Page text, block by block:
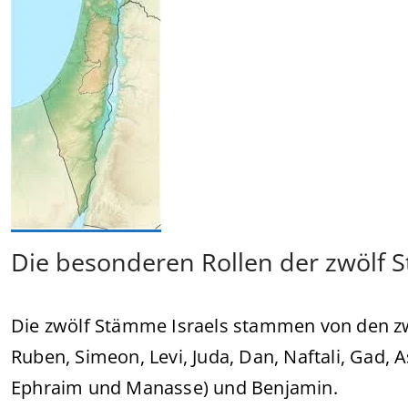
Die besonderen Rollen der zwölf
Die zwölf Stämme Israels stammen von den
Ruben, Simeon, Levi, Juda, Dan, Naftali, Gad,
Ephraim und Manasse) und Benjamin.